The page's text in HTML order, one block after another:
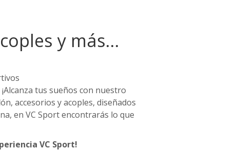
y más…
tus sueños con nuestro
accesorios y acoples, diseñados
en VC Sport encontrarás lo que
VC Sport!